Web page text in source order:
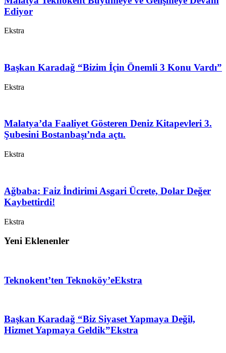
Ediyor
Ekstra
Başkan Karadağ “Bizim İçin Önemli 3 Konu Vardı”
Ekstra
Malatya’da Faaliyet Gösteren Deniz Kitapevleri 3.
Şubesini Bostanbaşı’nda açtı.
Ekstra
Ağbaba: Faiz İndirimi Asgari Ücrete, Dolar Değer
Kaybettirdi!
Ekstra
Yeni Eklenenler
Teknokent’ten Teknoköy’eEkstra
Başkan Karadağ “Biz Siyaset Yapmaya Değil,
Hizmet Yapmaya Geldik”Ekstra